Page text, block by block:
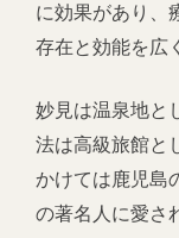
に効果があり、
存在と効能を広
妙見は温泉地と
法は高級旅館と
かけては鹿児島
の著名人に愛さ